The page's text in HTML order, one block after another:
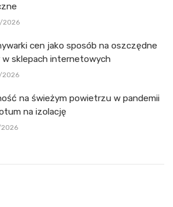
2026
cen jako sposób na oszczędne
w sklepach internetowych
2026
na świeżym powietrzu w pandemii
na izolację